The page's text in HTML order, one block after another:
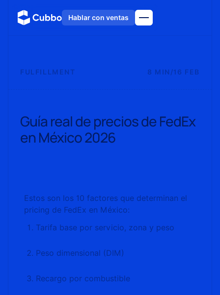
Hablar con ventas
FULFILLMENT 8 MIN /16 FEB
Guía real de precios de FedEx
en México 2026
Estos son los 10 factores que determinan el
pricing de FedEx en México:
Tarifa base por servicio, zona y peso
Peso dimensional (DIM)
Recargo por combustible